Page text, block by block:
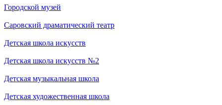
Городской музей
Саровский драматический театр
Детская школа искусств
Детская школа искусств №2
Детская музыкальная школа
Детская художественная школа